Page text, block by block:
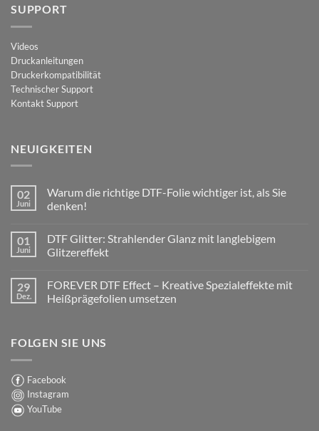
SUPPORT
Videos
Druckanleitungen
Druckerkompatibilität
Technischer Support
Kontakt Support
NEUIGKEITEN
02
Juni
Warum die richtige DTF-Folie wichtiger ist, als Sie
denken!
zu
Warum
die
Folie
wichtiger
ist,
01
Juni
DTF Glitter: Strahlender Glanz mit langlebigem
Glitzereffekt
zu
DTF
Glitter:
langlebigem
Glitzereffekt
29
Dez.
FOREVER DTF Effect – Kreative Spezialeffekte mit
Heißprägefolien umsetzen
FOREVER
DTF
Kreative
mit
Heißprägefolien
umsetzen
FOLGEN SIE UNS
Facebook
Instagram
YouTube